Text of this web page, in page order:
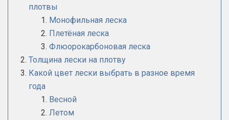
плотвы
Монофильная леска
Плетёная леска
Флюорокарбоновая леска
Толщина лески на плотву
Какой цвет лески выбрать в разное время
года
Весной
Летом